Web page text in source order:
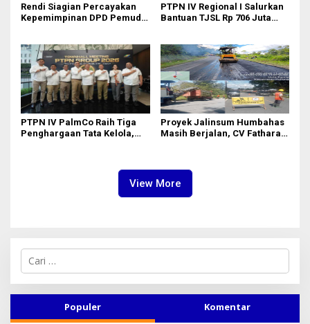
Rendi Siagian Percayakan
Kepemimpinan DPD Pemuda
PTPN IV Regional I Salurkan
Bantuan TJSL Rp 706 Juta
PTPN IV PalmCo Raih Tiga
Penghargaan Tata Kelola,
Proyek Jalinsum Humbahas
Masih Berjalan, CV Fathara
View More
C
i
n
Populer Komentar